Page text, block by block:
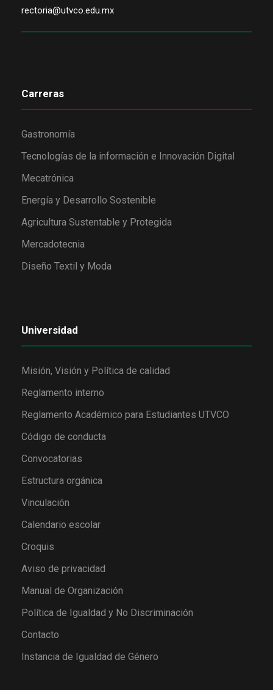
rectoria@utvco.edu.mx
Carreras
Gastronomía
Tecnologías de la información e Innovación Digital
Mecatrónica
Energía y Desarrollo Sostenible
Agricultura Sustentable y Protegida
Mercadotecnia
Diseño Textil y Moda
Universidad
Misión, Visión y Política de calidad
Reglamento interno
Reglamento Académico para Estudiantes UTVCO
Código de conducta
Convocatorias
Estructura orgánica
Vinculación
Calendario escolar
Croquis
Aviso de privacidad
Manual de Organización
Política de Igualdad y No Discriminación
Contacto
Instancia de Igualdad de Género